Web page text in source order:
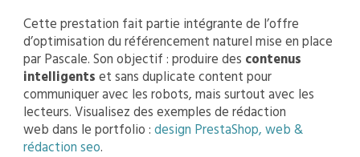
Cette prestation fait partie intégrante de l’offre
d’optimisation du référencement naturel mise en place
par Pascale. Son objectif : produire des contenus
intelligents et sans duplicate content pour
communiquer avec les robots, mais surtout avec les
lecteurs. Visualisez des exemples de rédaction
web dans le portfolio : design PrestaShop, web &
rédaction seo.